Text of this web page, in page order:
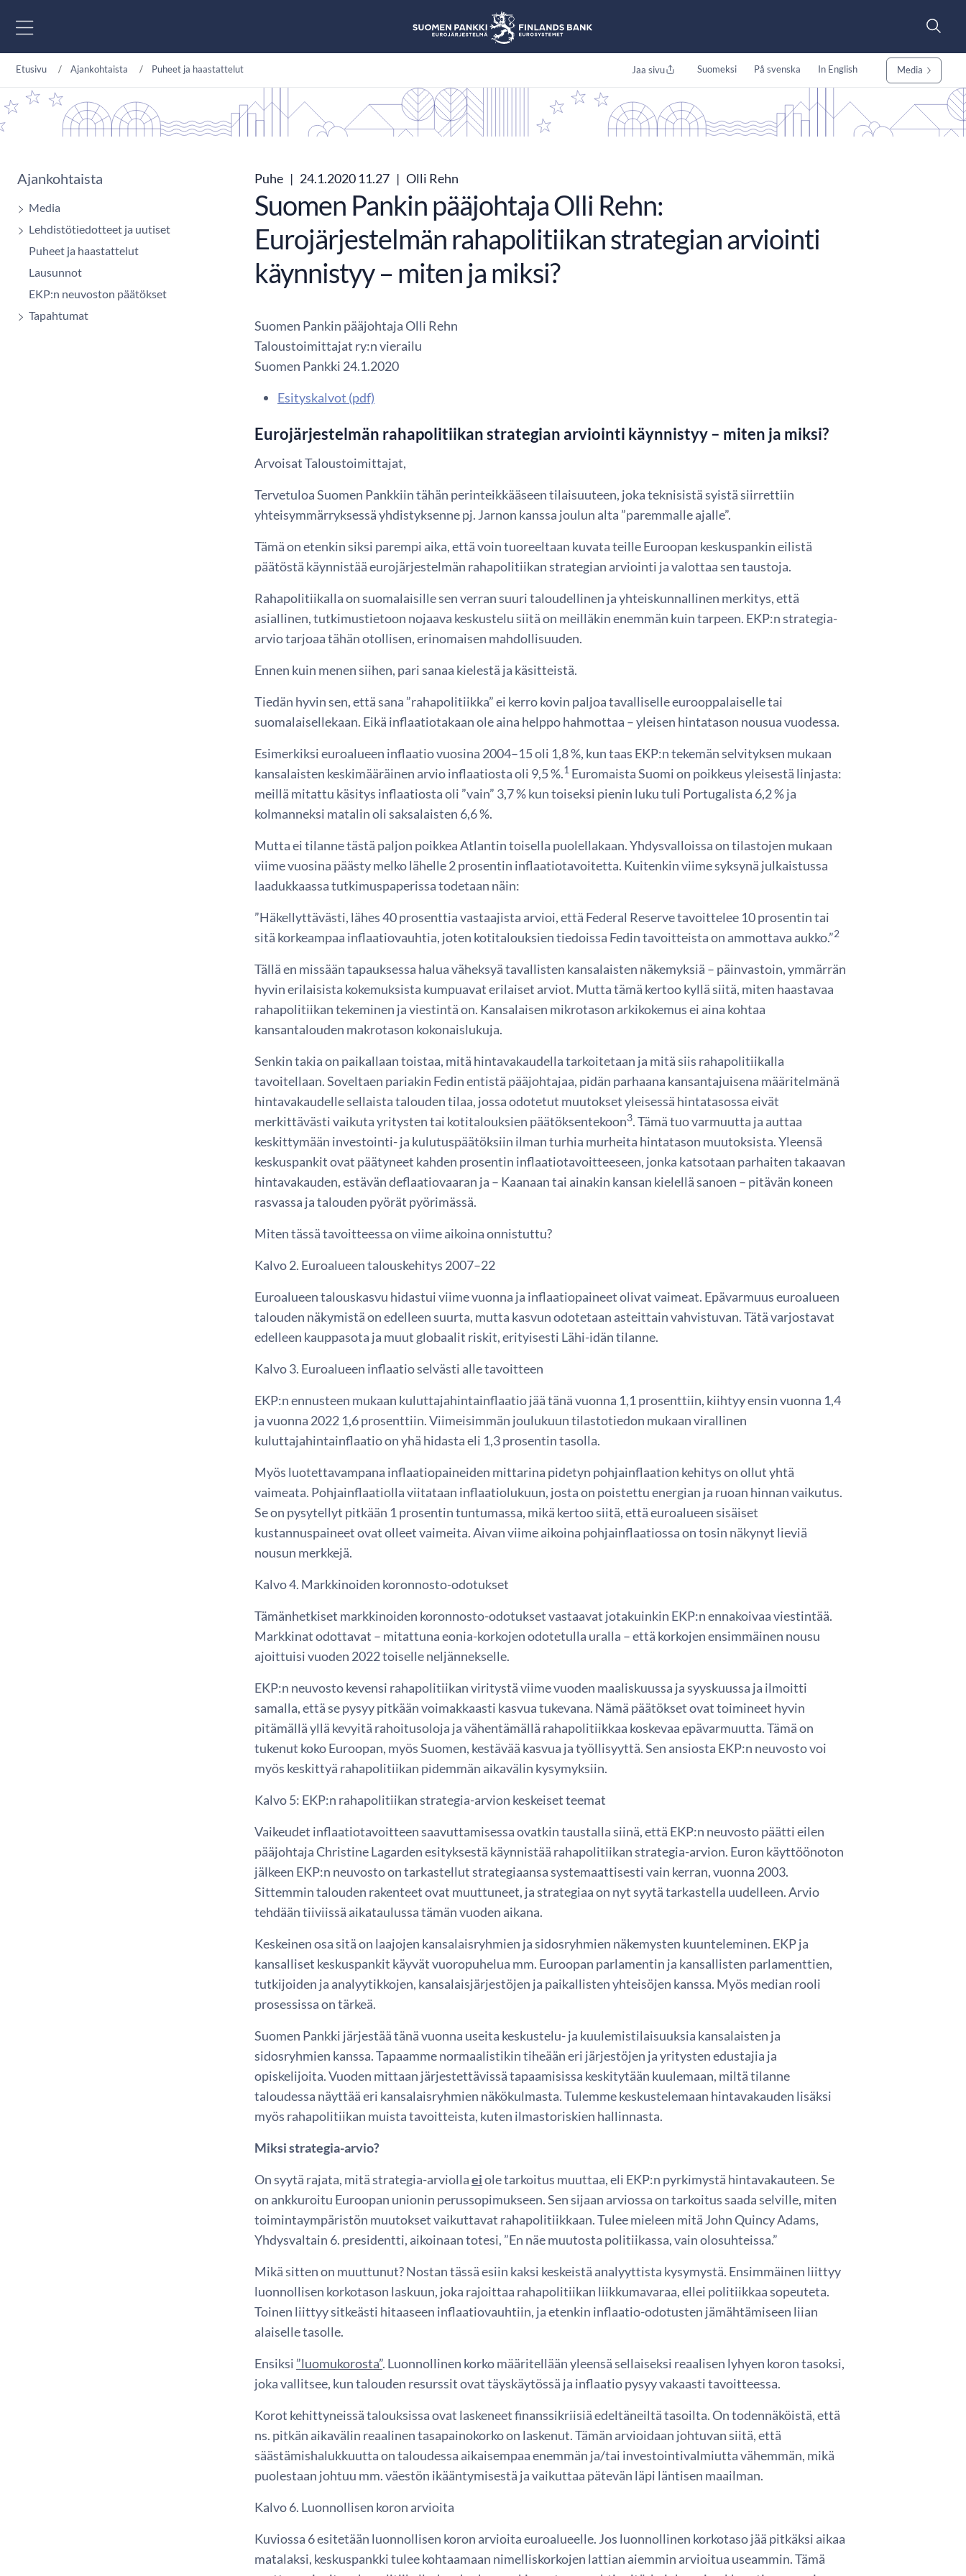
Etusivu Ajankohtaista Puheet ja haastattelut Jaa sivu Suomeksi På svenska In English Media
Ajankohtaista
Media
Lehdistötiedotteet ja uutiset
Puheet ja haastattelut
Lausunnot
EKP:n neuvoston päätökset
Tapahtumat
Puhe | 24.1.2020 11.27 | Olli Rehn
Suomen Pankin pääjohtaja Olli Rehn:
Eurojärjestelmän rahapolitiikan strategian arviointi
käynnistyy – miten ja miksi?
Suomen Pankin pääjohtaja Olli Rehn
Taloustoimittajat ry:n vierailu
Suomen Pankki 24.1.2020
Esityskalvot (pdf)
Eurojärjestelmän rahapolitiikan strategian arviointi käynnistyy – miten ja miksi?
Arvoisat Taloustoimittajat,
Tervetuloa Suomen Pankkiin tähän perinteikkääseen tilaisuuteen, joka teknisistä syistä siirrettiin
yhteisymmärryksessä yhdistyksenne pj. Jarnon kanssa joulun alta ”paremmalle ajalle”.
Tämä on etenkin siksi parempi aika, että voin tuoreeltaan kuvata teille Euroopan keskuspankin eilistä
päätöstä käynnistää eurojärjestelmän rahapolitiikan strategian arviointi ja valottaa sen taustoja.
Rahapolitiikalla on suomalaisille sen verran suuri taloudellinen ja yhteiskunnallinen merkitys, että
asiallinen, tutkimustietoon nojaava keskustelu siitä on meilläkin enemmän kuin tarpeen. EKP:n strategia-
arvio tarjoaa tähän otollisen, erinomaisen mahdollisuuden.
Ennen kuin menen siihen, pari sanaa kielestä ja käsitteistä.
Tiedän hyvin sen, että sana ”rahapolitiikka” ei kerro kovin paljoa tavalliselle eurooppalaiselle tai
suomalaisellekaan. Eikä inflaatiotakaan ole aina helppo hahmottaa – yleisen hintatason nousua vuodessa.
Esimerkiksi euroalueen inflaatio vuosina 2004–15 oli 1,8 %, kun taas EKP:n tekemän selvityksen mukaan
kansalaisten keskimääräinen arvio inflaatiosta oli 9,5 %.1 Euromaista Suomi on poikkeus yleisestä linjasta:
meillä mitattu käsitys inflaatiosta oli ”vain” 3,7 % kun toiseksi pienin luku tuli Portugalista 6,2 % ja
kolmanneksi matalin oli saksalaisten 6,6 %.
Mutta ei tilanne tästä paljon poikkea Atlantin toisella puolellakaan. Yhdysvalloissa on tilastojen mukaan
viime vuosina päästy melko lähelle 2 prosentin inflaatiotavoitetta. Kuitenkin viime syksynä julkaistussa
laadukkaassa tutkimuspaperissa todetaan näin:
”Häkellyttävästi, lähes 40 prosenttia vastaajista arvioi, että Federal Reserve tavoittelee 10 prosentin tai
sitä korkeampaa inflaatiovauhtia, joten kotitalouksien tiedoissa Fedin tavoitteista on ammottava aukko.”2
Tällä en missään tapauksessa halua väheksyä tavallisten kansalaisten näkemyksiä – päinvastoin, ymmärrän
hyvin erilaisista kokemuksista kumpuavat erilaiset arviot. Mutta tämä kertoo kyllä siitä, miten haastavaa
rahapolitiikan tekeminen ja viestintä on. Kansalaisen mikrotason arkikokemus ei aina kohtaa
kansantalouden makrotason kokonaislukuja.
Senkin takia on paikallaan toistaa, mitä hintavakaudella tarkoitetaan ja mitä siis rahapolitiikalla
tavoitellaan. Soveltaen pariakin Fedin entistä pääjohtajaa, pidän parhaana kansantajuisena määritelmänä
hintavakaudelle sellaista talouden tilaa, jossa odotetut muutokset yleisessä hintatasossa eivät
merkittävästi vaikuta yritysten tai kotitalouksien päätöksentekoon3. Tämä tuo varmuutta ja auttaa
keskittymään investointi- ja kulutuspäätöksiin ilman turhia murheita hintatason muutoksista. Yleensä
keskuspankit ovat päätyneet kahden prosentin inflaatiotavoitteeseen, jonka katsotaan parhaiten takaavan
hintavakauden, estävän deflaatiovaaran ja – Kaanaan tai ainakin kansan kielellä sanoen – pitävän koneen
rasvassa ja talouden pyörät pyörimässä.
Miten tässä tavoitteessa on viime aikoina onnistuttu?
Kalvo 2. Euroalueen talouskehitys 2007–22
Euroalueen talouskasvu hidastui viime vuonna ja inflaatiopaineet olivat vaimeat. Epävarmuus euroalueen
talouden näkymistä on edelleen suurta, mutta kasvun odotetaan asteittain vahvistuvan. Tätä varjostavat
edelleen kauppasota ja muut globaalit riskit, erityisesti Lähi-idän tilanne.
Kalvo 3. Euroalueen inflaatio selvästi alle tavoitteen
EKP:n ennusteen mukaan kuluttajahintainflaatio jää tänä vuonna 1,1 prosenttiin, kiihtyy ensin vuonna 1,4
ja vuonna 2022 1,6 prosenttiin. Viimeisimmän joulukuun tilastotiedon mukaan virallinen
kuluttajahintainflaatio on yhä hidasta eli 1,3 prosentin tasolla.
Myös luotettavampana inflaatiopaineiden mittarina pidetyn pohjainflaation kehitys on ollut yhtä
vaimeata. Pohjainflaatiolla viitataan inflaatiolukuun, josta on poistettu energian ja ruoan hinnan vaikutus.
Se on pysytellyt pitkään 1 prosentin tuntumassa, mikä kertoo siitä, että euroalueen sisäiset
kustannuspaineet ovat olleet vaimeita. Aivan viime aikoina pohjainflaatiossa on tosin näkynyt lieviä
nousun merkkejä.
Kalvo 4. Markkinoiden koronnosto-odotukset
Tämänhetkiset markkinoiden koronnosto-odotukset vastaavat jotakuinkin EKP:n ennakoivaa viestintää.
Markkinat odottavat – mitattuna eonia-korkojen odotetulla uralla – että korkojen ensimmäinen nousu
ajoittuisi vuoden 2022 toiselle neljännekselle.
EKP:n neuvosto kevensi rahapolitiikan viritystä viime vuoden maaliskuussa ja syyskuussa ja ilmoitti
samalla, että se pysyy pitkään voimakkaasti kasvua tukevana. Nämä päätökset ovat toimineet hyvin
pitämällä yllä kevyitä rahoitusoloja ja vähentämällä rahapolitiikkaa koskevaa epävarmuutta. Tämä on
tukenut koko Euroopan, myös Suomen, kestävää kasvua ja työllisyyttä. Sen ansiosta EKP:n neuvosto voi
myös keskittyä rahapolitiikan pidemmän aikavälin kysymyksiin.
Kalvo 5: EKP:n rahapolitiikan strategia-arvion keskeiset teemat
Vaikeudet inflaatiotavoitteen saavuttamisessa ovatkin taustalla siinä, että EKP:n neuvosto päätti eilen
pääjohtaja Christine Lagarden esityksestä käynnistää rahapolitiikan strategia-arvion. Euron käyttöönoton
jälkeen EKP:n neuvosto on tarkastellut strategiaansa systemaattisesti vain kerran, vuonna 2003.
Sittemmin talouden rakenteet ovat muuttuneet, ja strategiaa on nyt syytä tarkastella uudelleen. Arvio
tehdään tiiviissä aikataulussa tämän vuoden aikana.
Keskeinen osa sitä on laajojen kansalaisryhmien ja sidosryhmien näkemysten kuunteleminen. EKP ja
kansalliset keskuspankit käyvät vuoropuhelua mm. Euroopan parlamentin ja kansallisten parlamenttien,
tutkijoiden ja analyytikkojen, kansalaisjärjestöjen ja paikallisten yhteisöjen kanssa. Myös median rooli
prosessissa on tärkeä.
Suomen Pankki järjestää tänä vuonna useita keskustelu- ja kuulemistilaisuuksia kansalaisten ja
sidosryhmien kanssa. Tapaamme normaalistikin tiheään eri järjestöjen ja yritysten edustajia ja
opiskelijoita. Vuoden mittaan järjestettävissä tapaamisissa keskitytään kuulemaan, miltä tilanne
taloudessa näyttää eri kansalaisryhmien näkökulmasta. Tulemme keskustelemaan hintavakauden lisäksi
myös rahapolitiikan muista tavoitteista, kuten ilmastoriskien hallinnasta.
Miksi strategia-arvio?
On syytä rajata, mitä strategia-arviollaeiole tarkoitus muuttaa, eli EKP:n pyrkimystä hintavakauteen. Se
on ankkuroitu Euroopan unionin perussopimukseen. Sen sijaan arviossa on tarkoitus saada selville, miten
toimintaympäristön muutokset vaikuttavat rahapolitiikkaan. Tulee mieleen mitä John Quincy Adams,
Yhdysvaltain 6. presidentti, aikoinaan totesi, ”En näe muutosta politiikassa, vain olosuhteissa.”
Mikä sitten on muuttunut? Nostan tässä esiin kaksi keskeistä analyyttista kysymystä. Ensimmäinen liittyy
luonnollisen korkotason laskuun, joka rajoittaa rahapolitiikan liikkumavaraa, ellei politiikkaa sopeuteta.
Toinen liittyy sitkeästi hitaaseen inflaatiovauhtiin, ja etenkin inflaatio-odotusten jämähtämiseen liian
alaiselle tasolle.
Ensiksi ”luomukorosta”. Luonnollinen korko määritellään yleensä sellaiseksi reaalisen lyhyen koron tasoksi,
joka vallitsee, kun talouden resurssit ovat täyskäytössä ja inflaatio pysyy vakaasti tavoitteessa.
Korot kehittyneissä talouksissa ovat laskeneet finanssikriisiä edeltäneiltä tasoilta. On todennäköistä, että
ns. pitkän aikavälin reaalinen tasapainokorko on laskenut. Tämän arvioidaan johtuvan siitä, että
säästämishalukkuutta on taloudessa aikaisempaa enemmän ja/tai investointivalmiutta vähemmän, mikä
puolestaan johtuu mm. väestön ikääntymisestä ja vaikuttaa pätevän läpi läntisen maailman.
Kalvo 6. Luonnollisen koron arvioita
Kuviossa 6 esitetään luonnollisen koron arvioita euroalueelle. Jos luonnollinen korkotaso jää pitkäksi aikaa
matalaksi, keskuspankki tulee kohtaamaan nimelliskorkojen lattian aiemmin arvioitua useammin. Tämä